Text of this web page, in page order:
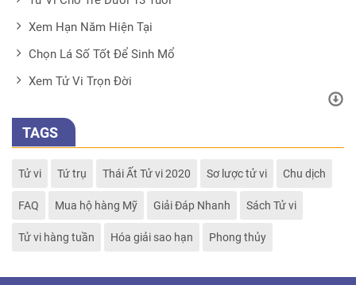
Xem Hạn Năm Hiện Tại
Chọn Lá Số Tốt Để Sinh Mổ
Xem Tử Vi Trọn Đời
TAGS
Tử vi Tứ trụ Thái Ất Tử vi 2020 Sơ lược tử vi Chu dịch
FAQ Mua hộ hàng Mỹ Giải Đáp Nhanh Sách Tử vi
Tử vi hàng tuần Hóa giải sao hạn Phong thủy